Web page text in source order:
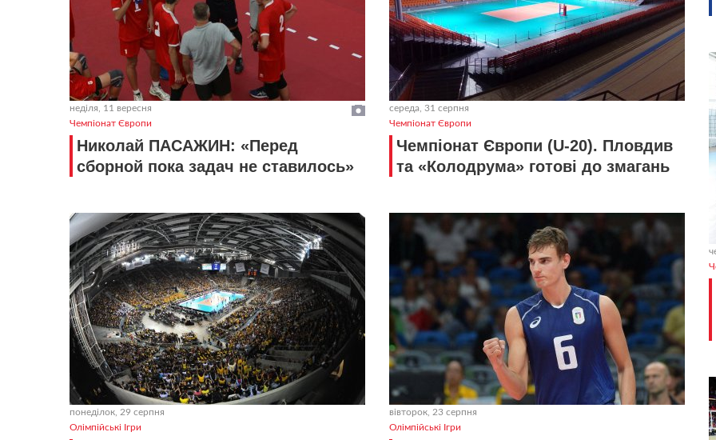
неділя, 11 вересня
Чемпіонат Європи
Николай ПАСАЖИН: «Перед
сборной пока задач не ставилось»
середа, 31 серпня
Чемпіонат Європи
Чемпіонат Європи (U-20). Пловдив
та «Колодрума» готові до змагань
понеділок, 29 серпня
Олімпійські Ігри
вівторок, 23 серпня
Олімпійські Ігри